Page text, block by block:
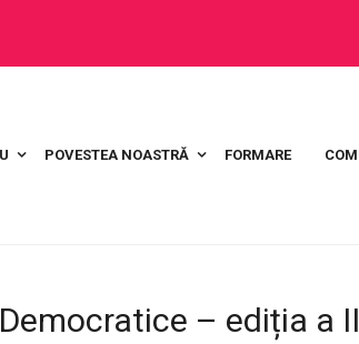
POVESTEA NOASTRĂ FORMARE
– ediția a